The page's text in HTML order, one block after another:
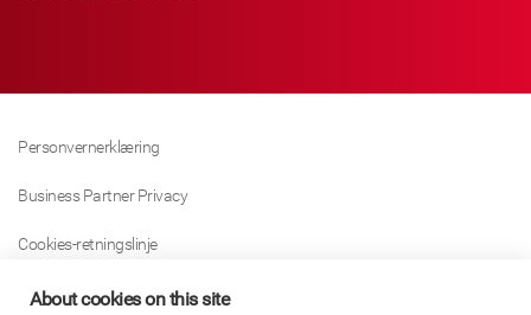
Personvernerklæring
Business Partner Privacy
Cookies-retningslinje
Modern Slavery Act Policy
About cookies on this site